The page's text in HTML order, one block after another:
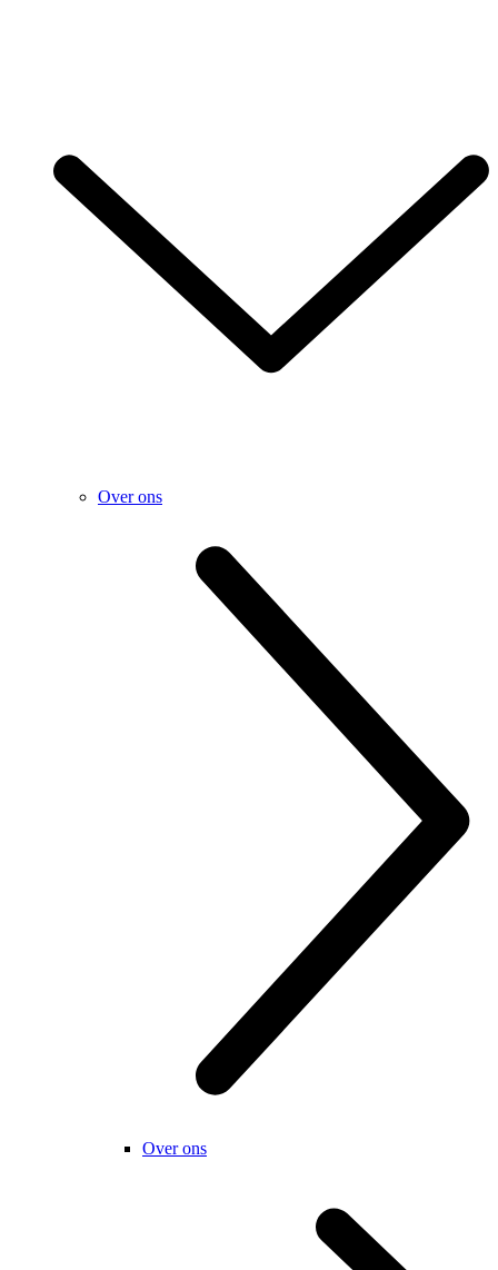
Over ons
Over ons